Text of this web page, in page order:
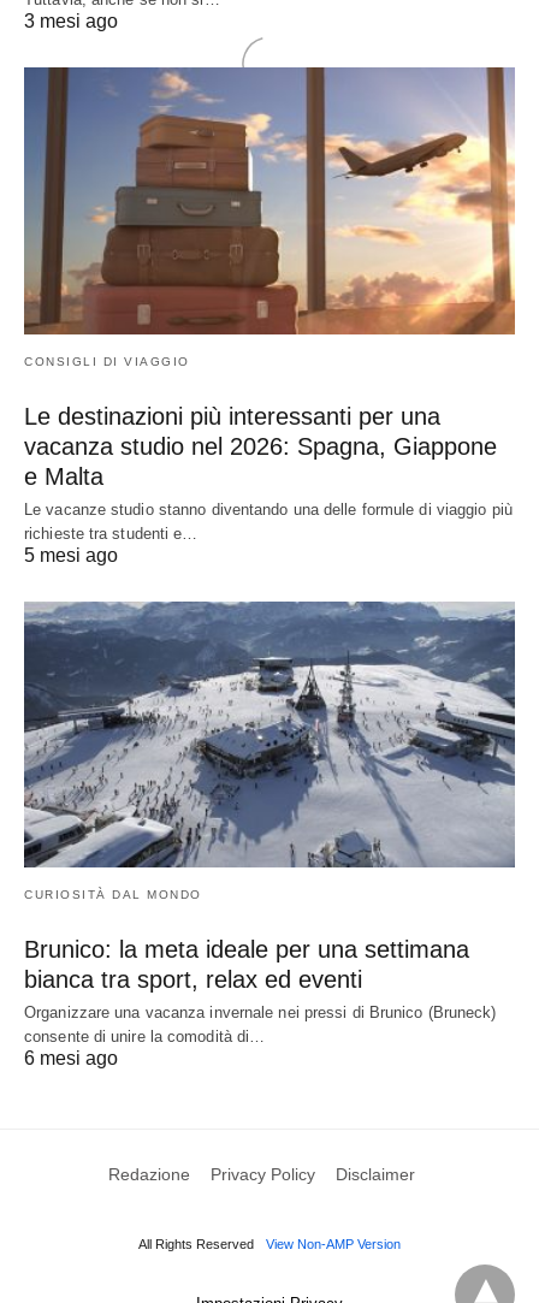
3 mesi ago
CONSIGLI DI VIAGGIO
Le destinazioni più interessanti per una
vacanza studio nel 2026: Spagna, Giappone
e Malta
Le vacanze studio stanno diventando una delle formule di viaggio più
richieste tra studenti e…
5 mesi ago
CURIOSITÀ DAL MONDO
Brunico: la meta ideale per una settimana
bianca tra sport, relax ed eventi
Organizzare una vacanza invernale nei pressi di Brunico (Bruneck)
consente di unire la comodità di…
6 mesi ago
Redazione Privacy Policy Disclaimer
All Rights Reserved View Non-AMP Version